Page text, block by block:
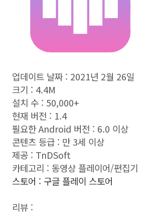
업데이트 날짜 : 2021년 2월 26일
크기 : 4.4M
설치 수 : 50,000+
현재 버전 : 1.4
필요한 Android 버전 : 6.0 이상
콘텐츠 등급 : 만 3세 이상
제공 : TnDSoft
카테고리 : 동영상 플레이어/편집기
스토어 : 구글 플레이 스토어
리뷰 :